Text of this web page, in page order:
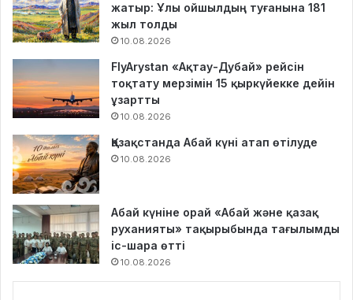
жатыр: Ұлы ойшылдың туғанына 181
жыл толды
10.08.2026
FlyArystan «Ақтау-Дубай» рейсін
тоқтату мерзімін 15 қыркүйекке дейін
ұзартты
10.08.2026
Қазақстанда Абай күні атап өтілуде
10.08.2026
Абай күніне орай «Абай және қазақ
руханияты» тақырыбында тағылымды
іс-шара өтті
10.08.2026